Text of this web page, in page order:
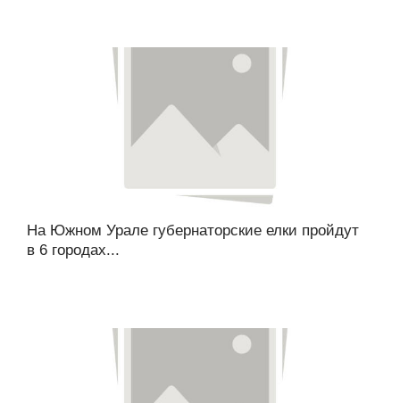
На Южном Урале губернаторские елки пройдут
в 6 городах...